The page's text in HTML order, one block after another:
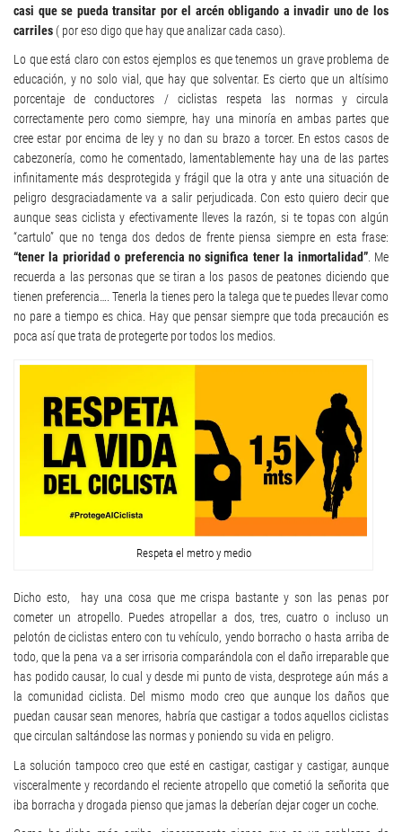
casi que se pueda transitar por el arcén obligando a invadir uno de los
carriles ( por eso digo que hay que analizar cada caso).
Lo que está claro con estos ejemplos es que tenemos un grave problema de
educación, y no solo vial, que hay que solventar. Es cierto que un altísimo
porcentaje de conductores / ciclistas respeta las normas y circula
correctamente pero como siempre, hay una minoría en ambas partes que
cree estar por encima de ley y no dan su brazo a torcer. En estos casos de
cabezonería, como he comentado, lamentablemente hay una de las partes
infinitamente más desprotegida y frágil que la otra y ante una situación de
peligro desgraciadamente va a salir perjudicada. Con esto quiero decir que
aunque seas ciclista y efectivamente lleves la razón, si te topas con algún
“cartulo” que no tenga dos dedos de frente piensa siempre en esta frase:
“tener la prioridad o preferencia no significa tener la inmortalidad”. Me
recuerda a las personas que se tiran a los pasos de peatones diciendo que
tienen preferencia…. Tenerla la tienes pero la talega que te puedes llevar como
no pare a tiempo es chica. Hay que pensar siempre que toda precaución es
poca así que trata de protegerte por todos los medios.
Respeta el metro y medio
Dicho esto, hay una cosa que me crispa bastante y son las penas por
cometer un atropello. Puedes atropellar a dos, tres, cuatro o incluso un
pelotón de ciclistas entero con tu vehículo, yendo borracho o hasta arriba de
todo, que la pena va a ser irrisoria comparándola con el daño irreparable que
has podido causar, lo cual y desde mi punto de vista, desprotege aún más a
la comunidad ciclista. Del mismo modo creo que aunque los daños que
puedan causar sean menores, habría que castigar a todos aquellos ciclistas
que circulan saltándose las normas y poniendo su vida en peligro.
La solución tampoco creo que esté en castigar, castigar y castigar, aunque
visceralmente y recordando el reciente atropello que cometió la señorita que
iba borracha y drogada pienso que jamas la deberían dejar coger un coche.